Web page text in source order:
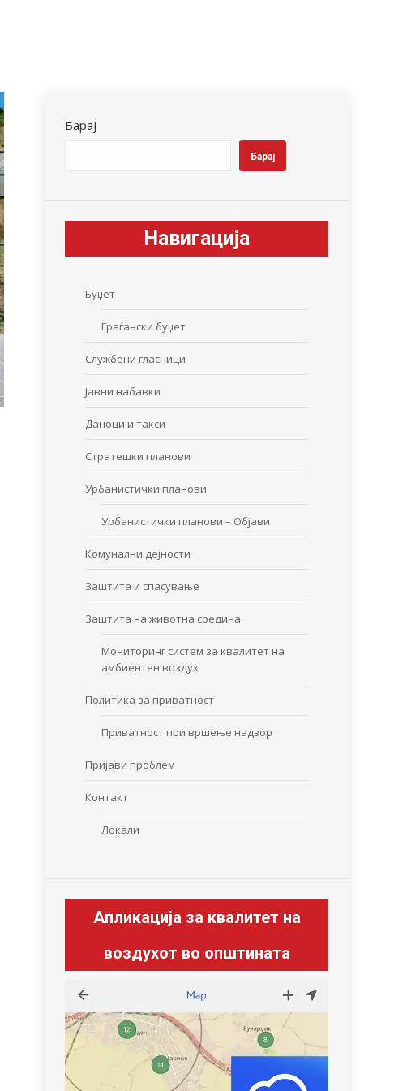
Барај
Барај
Навигација
Буџет
Граѓански буџет
Службени гласници
Јавни набавки
Даноци и такси
Стратешки планови
Урбанистички планови
Урбанистички планови – Објави
Комунални дејности
Заштита и спасување
Заштита на животна средина
Мониторинг систем за квалитет на
амбиентен воздух
Политика за приватност
Приватност при вршење надзор
Пријави проблем
Контакт
Локали
Апликација за квалитет на
воздухот во општината